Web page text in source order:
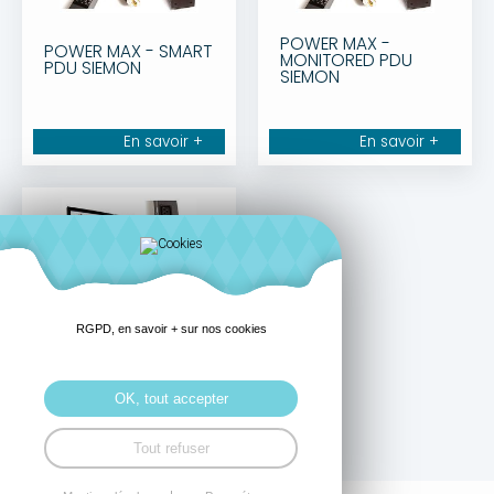
POWER MAX - SMART
PDU SIEMON
En savoir +
POWER MAX -
MONITORED PDU
SIEMON
En savoir +
POWER MAX -
En savoir +
RGPD, en savoir + sur nos cookies
OK, tout accepter
Tout refuser